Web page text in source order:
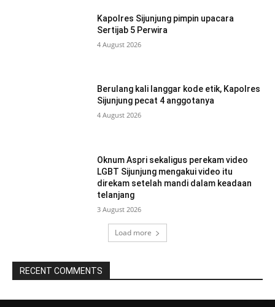
Kapolres Sijunjung pimpin upacara
Sertijab 5 Perwira
4 August 2026
Berulang kali langgar kode etik, Kapolres
Sijunjung pecat 4 anggotanya
4 August 2026
Oknum Aspri sekaligus perekam video
LGBT Sijunjung mengakui video itu
direkam setelah mandi dalam keadaan
telanjang
3 August 2026
Load more
RECENT COMMENTS